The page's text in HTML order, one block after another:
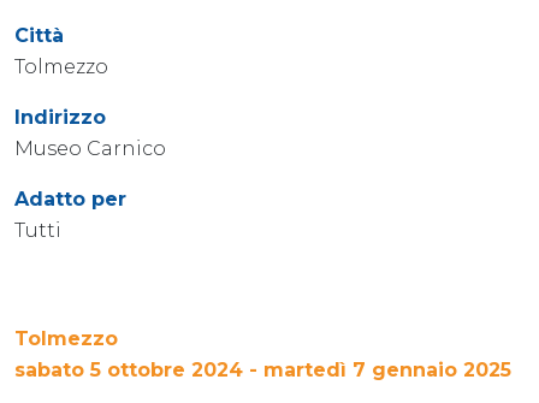
Città
Tolmezzo
Indirizzo
Museo Carnico
Adatto per
Tutti
Tolmezzo
sabato 5 ottobre 2024 - martedì 7 gennaio 2025